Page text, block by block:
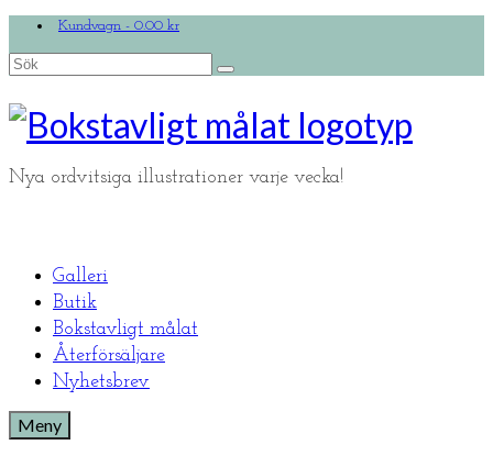
Kundvagn - 0.00 kr
Search
Nya ordvitsiga illustrationer varje vecka!
Galleri
Butik
Bokstavligt målat
Återförsäljare
Nyhetsbrev
Meny